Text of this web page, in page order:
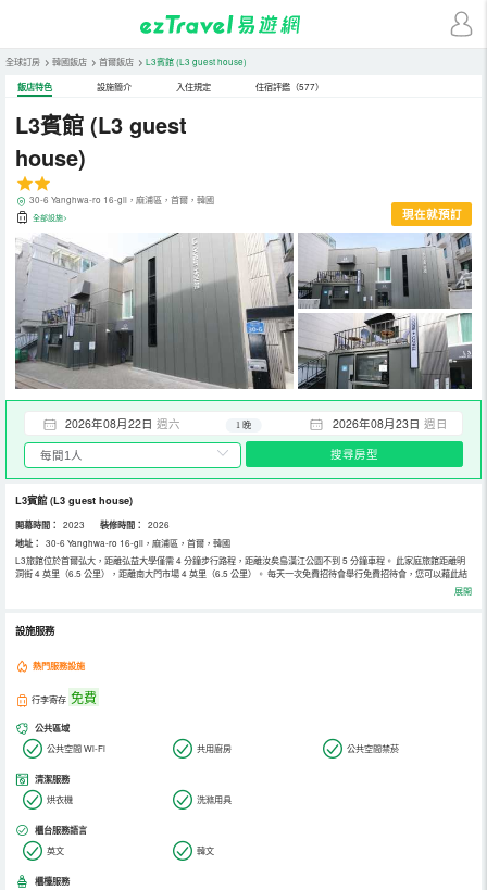
全球訂房 > 韓國飯店 > 首爾飯店 > L3賓館(L3 guest house)
飯店特色 設施簡介 入住規定 住宿評鑑（577）
L3賓館 (L3 guest
house)
30-6 Yanghwa-ro 16-gil，麻浦區，首爾，韓國
全部設施> 現在就預訂
2026年08月22日 週六 2026年08月23日 週日
1 晚
搜尋房型
L3賓館(L3 guest house)
開幕時間： 2023 裝修時間： 2026
地址：
30-6 Yanghwa-ro 16-gil，麻浦區，首爾，韓國
L3旅館位於首爾弘大，距離弘益大學僅需 4 分鐘步行路程，距離汝矣島漢江公園不到 5 分鐘車程。 此家庭旅館距離明
洞街 4 英里（6.5 公里），距離南大門市場 4 英里（6.5 公里）。 每天一次免費招待會舉行免費招待會，您可以藉此結
識其他住客。每日 07:00 至 10:00 提供免費的外帶式早餐。 特色服務/設施包括快速退房、行李寄存和洗衣設施。 10
間空調客房定能讓您在旅途中找到家的舒適。在公用廚房中做飯。提供免費無線網絡，方便您與朋友保持聯繫。浴室提
展開
設施服務
熱門服務設施
行李寄存 免費
公共區域
公共空間 Wi-Fi 共用廚房 公共空間禁菸
清潔服務
烘衣機 洗滌用具
櫃台服務語言
英文 韓文
櫃檯服務